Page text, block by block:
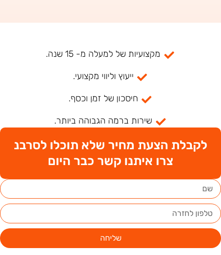
מקצועיות של למעלה מ- 15 שנה.
ייעוץ וליווי מקצועי.
חיסכון של זמן וכסף.
שירות ברמה הגבוהה ביותר.
לקבלת הצעת מחיר שלא תוכלו לסרבנ
צרו איתנו קשר כבר היום
שליחה